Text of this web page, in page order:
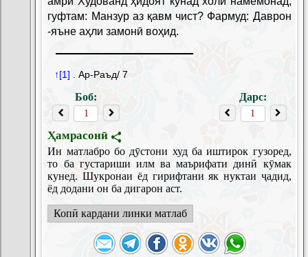
гуфтам: Манзур аз қавм чист? Фармуд: Даврон
-яъне аҳли замонӣ воҳид.
↑[1] . Ар-Раъд/ 7
Боб: Дарс:
Ҳамрасонӣ
Ин матлабро бо дӯстони худ ба иштирок гузоред,
то ба густариши илм ва маърифати динӣ кӯмак
кунед. Шукронаи ёд гирифтани як нуктаи ҷадид,
ёд додани он ба дигарон аст.
Копӣ кардани линки матлаб